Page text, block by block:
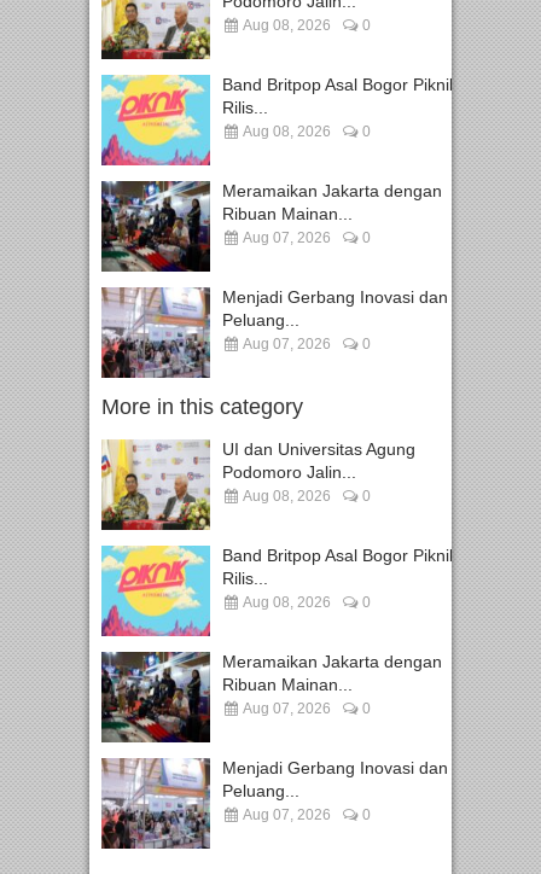
Aug 08, 2026 0
Band Britpop Asal Bogor Piknik
Rilis...
Aug 08, 2026 0
Meramaikan Jakarta dengan
Ribuan Mainan...
Aug 07, 2026 0
Menjadi Gerbang Inovasi dan
Peluang...
Aug 07, 2026 0
More in this category
UI dan Universitas Agung
Podomoro Jalin...
Aug 08, 2026 0
Band Britpop Asal Bogor Piknik
Rilis...
Aug 08, 2026 0
Meramaikan Jakarta dengan
Ribuan Mainan...
Aug 07, 2026 0
Menjadi Gerbang Inovasi dan
Peluang...
Aug 07, 2026 0